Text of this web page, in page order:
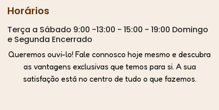
Horários
Terça a Sábado 9:00 -13:00 - 15:00 - 19:00 Domingo
e Segunda Encerrado
Queremos ouvi-lo! Fale connosco hoje mesmo e descubra
as vantagens exclusivas que temos para si. A sua
satisfação está no centro de tudo o que fazemos.